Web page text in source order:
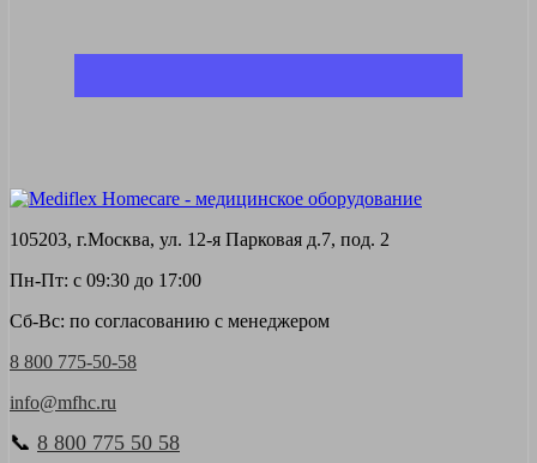
105203, г.Москва, ул. 12-я Парковая д.7, под. 2
Пн-Пт: с 09:30 до 17:00
Сб-Вс: по согласованию с менеджером
8 800 775-50-58
info@mfhc.ru
📞 8 800 775 50 58